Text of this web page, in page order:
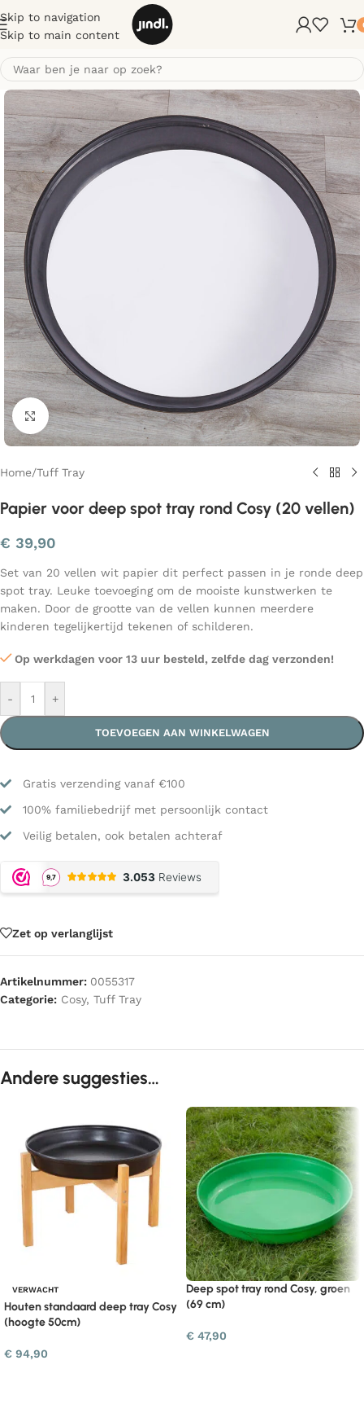
Skip to navigation
Skip to main content
Klik om te vergroten
Home/Tuff Tray
Papier voor deep spot tray rond Cosy (20 vellen)
€ 39,90
Set van 20 vellen wit papier dit perfect passen in je ronde deep
spot tray. Leuke toevoeging om de mooiste kunstwerken te
maken. Door de grootte van de vellen kunnen meerdere
kinderen tegelijkertijd tekenen of schilderen.
Op werkdagen voor 13 uur besteld, zelfde dag verzonden!
- +
TOEVOEGEN AAN WINKELWAGEN
Gratis verzending vanaf €100
100% familiebedrijf met persoonlijk contact
Veilig betalen, ook betalen achteraf
Zet op verlanglijst
Artikelnummer: 0055317
Categorie: Cosy, Tuff Tray
Andere suggesties…
VERWACHT
Houten standaard deep tray Cosy
(hoogte 50cm)
€ 94,90
Deep spot tray rond Cosy, groen
(69 cm)
€ 47,90